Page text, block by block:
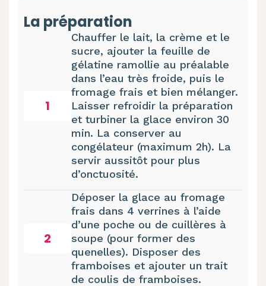
La préparation
1
Chauffer le lait, la crème et le
sucre, ajouter la feuille de
gélatine ramollie au préalable
dans l’eau très froide, puis le
fromage frais et bien mélanger.
Laisser refroidir la préparation
et turbiner la glace environ 30
min. La conserver au
congélateur (maximum 2h). La
servir aussitôt pour plus
d’onctuosité.
2
Déposer la glace au fromage
frais dans 4 verrines à l’aide
d’une poche ou de cuillères à
soupe (pour former des
quenelles). Disposer des
framboises et ajouter un trait
de coulis de framboises.